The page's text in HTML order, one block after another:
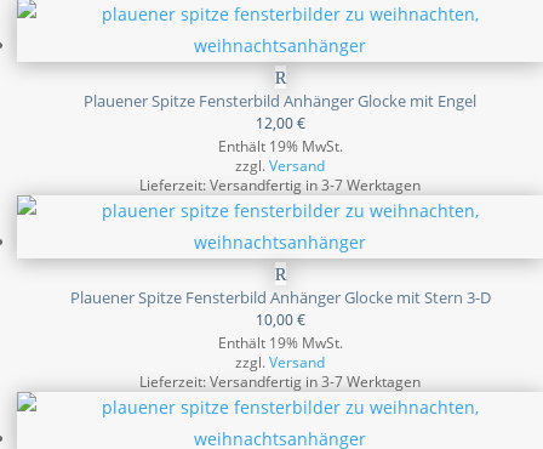
Plauener Spitze Fensterbild Anhänger Glocke mit Engel
12,00€
Enthält 19% MwSt.
zzgl.Versand
Lieferzeit: Versandfertig in 3-7 Werktagen
Plauener Spitze Fensterbild Anhänger Glocke mit Stern 3-D
10,00€
Enthält 19% MwSt.
zzgl.Versand
Lieferzeit: Versandfertig in 3-7 Werktagen